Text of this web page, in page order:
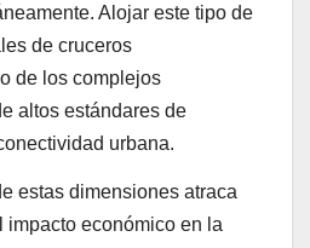
Alojar este tipo de
de cruceros
de los complejos
altos estándares de
urbana.
estas dimensiones atraca
impacto económico en la